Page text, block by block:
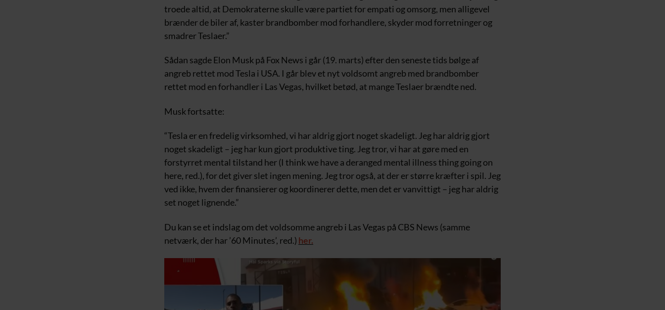
troede altid, at Demokraterne skulle være partiet for empati og omsorg, men alligevel
brænder de biler af, kaster brandbomber mod forhandlere, skyder mod forretninger og
smadrer Teslaer.”
Sådan sagde Elon Musk på Fox News i går (19. marts) efter den seneste tids bølge af
angreb rettet mod Tesla i USA. I går blev et nyt voldsomt angreb med brandbomber
rettet mod en forhandler i Las Vegas, hvilket betød, at mange Teslaer brændte ned.
Musk fortsatte:
“Tesla er en fredelig virksomhed, vi har aldrig gjort noget skadeligt. Jeg har aldrig gjort
noget skadeligt – jeg har kun gjort produktive ting. Jeg tror, vi har at gøre med en
forstyrret mental tilstand her (I think we have a deranged mental illness thing going on
here, red.), for det giver slet ingen mening. Jeg tror også, at der er større kræfter i spil. Jeg
ved ikke, hvem der finansierer og koordinerer dette, men det er vanvittigt – jeg har aldrig
set noget lignende.”
Du kan se et indslag om det voldsomme angreb i Las Vegas på CBS News (samme
netværk, der har ’60 Minutes’, red.) her.